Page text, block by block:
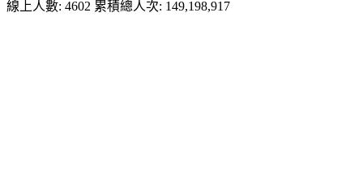
線上人數: 4602 累積總人次: 149,198,917